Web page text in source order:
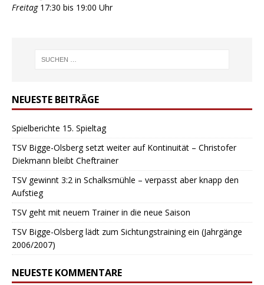
Freitag 17:30 bis 19:00 Uhr
NEUESTE BEITRÄGE
Spielberichte 15. Spieltag
TSV Bigge-Olsberg setzt weiter auf Kontinuität – Christofer
Diekmann bleibt Cheftrainer
TSV gewinnt 3:2 in Schalksmühle – verpasst aber knapp den
Aufstieg
TSV geht mit neuem Trainer in die neue Saison
TSV Bigge-Olsberg lädt zum Sichtungstraining ein (Jahrgänge
2006/2007)
NEUESTE KOMMENTARE